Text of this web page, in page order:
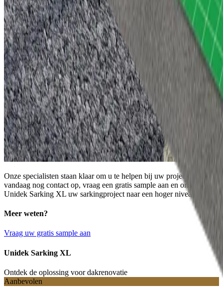
Onze specialisten staan klaar om u te helpen bij uw project. Neem
vandaag nog contact op, vraag een gratis sample aan en ontdek hoe
Unidek Sarking XL uw sarkingproject naar een hoger niveau tilt!
Meer weten?
Vraag uw gratis sample aan
Unidek Sarking XL
Ontdek de oplossing voor dakrenovatie
Aanbevolen